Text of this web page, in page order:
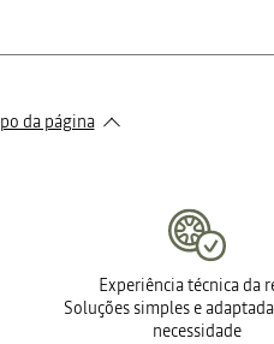
DADOS
da página
Experiência técnica da
Soluções simples e
necessidade